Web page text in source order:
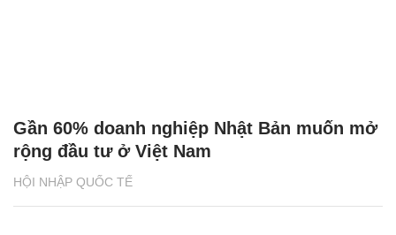
HỘI NHẬP QUỐC TẾ
Gần 60% doanh nghiệp Nhật Bản muốn mở
rộng đầu tư ở Việt Nam